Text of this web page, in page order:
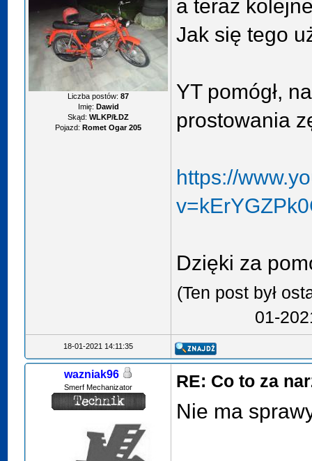
Liczba postów:87
Imię: Dawid
Skąd: WLKP/ŁDZ
Pojazd: Romet Ogar 205
a teraz
Jak się tego
YT pomógł,
prostowania
https://
Dzięki za
(Ten post był
01-
18-01-2021 14:11:35
wazniak96
Smerf Mechanizator RE: Co to za
Nie ma